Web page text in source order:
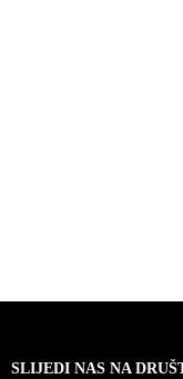
SLIJEDI NAS NA